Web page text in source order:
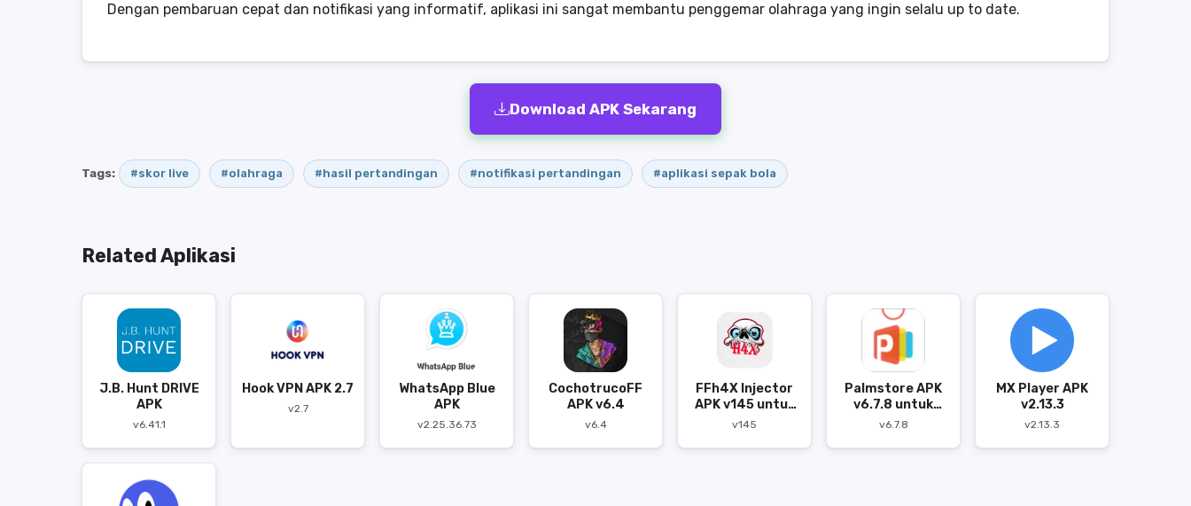
Dengan pembaruan cepat dan notifikasi yang informatif, aplikasi ini sangat membantu penggemar olahraga yang ingin selalu up to date.
Download APK Sekarang
Tags: #skor live #olahraga #hasil pertandingan #notifikasi pertandingan #aplikasi sepak bola
Related Aplikasi
J.B. Hunt DRIVE
APK
v6.41.1
Hook VPN APK 2.7
v2.7
WhatsApp Blue
APK
v2.25.36.73
CochotrucoFF
APK v6.4
v6.4
FFh4X Injector
APK v145 untuk
Android
v145
Palmstore APK
v6.7.8 untuk
Android
v6.7.8
MX Player APK
v2.13.3
v2.13.3